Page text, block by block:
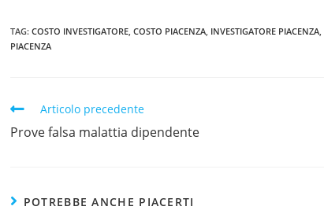
TAG:COSTO INVESTIGATORE, COSTO PIACENZA, INVESTIGATORE PIACENZA,
PIACENZA
Articolo precedente
Prove falsa malattia dipendente
POTREBBE ANCHE PIACERTI